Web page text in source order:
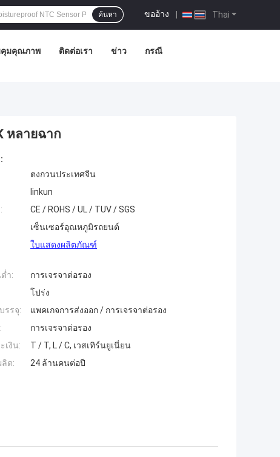
Thai
ขออ้าง |
ค้นหา
คุมคุณภาพ ติดต่อเรา ข่าว กรณี
หลายฉาก
ตงกวนประเทศจีน
linkun
CE / ROHS / UL / TUV / SGS
เซ็นเซอร์อุณหภูมิรถยนต์
ใบแสดงผลิตภัณฑ์
ำ:
การเจรจาต่อรอง
โปร่ง
รรจุ:
แพคเกจการส่งออก / การเจรจาต่อรอง
การเจรจาต่อรอง
เงิน:
T / T, L / C, เวสเทิร์นยูเนี่ยน
ต:
24 ล้านคนต่อปี